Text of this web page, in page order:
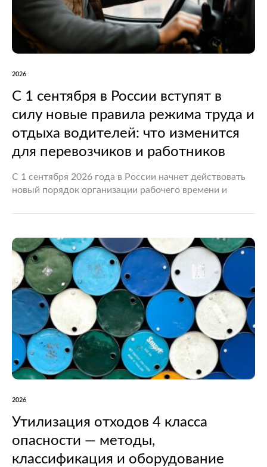
2026
С 1 сентября в России вступят в
силу новые правила режима труда и
отдыха водителей: что изменится
для перевозчиков и работников
С 1 сентября 2026 года в России начнет действовать
новый порядок организации рабочего времени и
приказом Министерства транспорта РФ № 160 от 14
2026
Утилизация отходов 4 класса
опасности — методы,
классификация и оборудование